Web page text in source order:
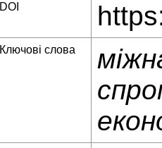
DOI
Ключові слова